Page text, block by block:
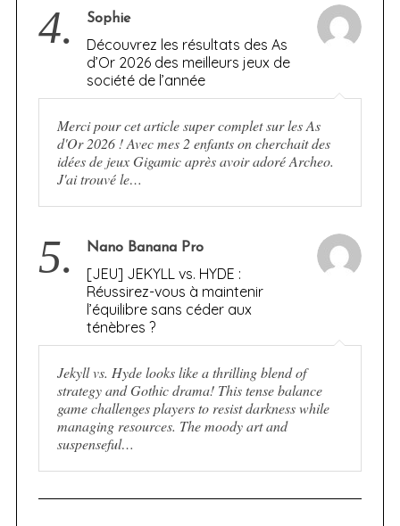
4. Sophie
Découvrez les résultats des As
d’Or 2026 des meilleurs jeux de
société de l’année
Merci pour cet article super complet sur les As
d'Or 2026 ! Avec mes 2 enfants on cherchait des
idées de jeux Gigamic après avoir adoré Archeo.
J'ai trouvé le…
5. Nano Banana Pro
[JEU] JEKYLL vs. HYDE :
Réussirez-vous à maintenir
l’équilibre sans céder aux
ténèbres ?
Jekyll vs. Hyde looks like a thrilling blend of
strategy and Gothic drama! This tense balance
game challenges players to resist darkness while
managing resources. The moody art and
suspenseful…